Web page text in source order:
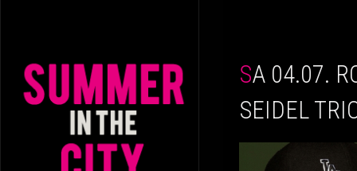
SA 04.07. RON WILLIAMS & JÖRG
SEIDEL